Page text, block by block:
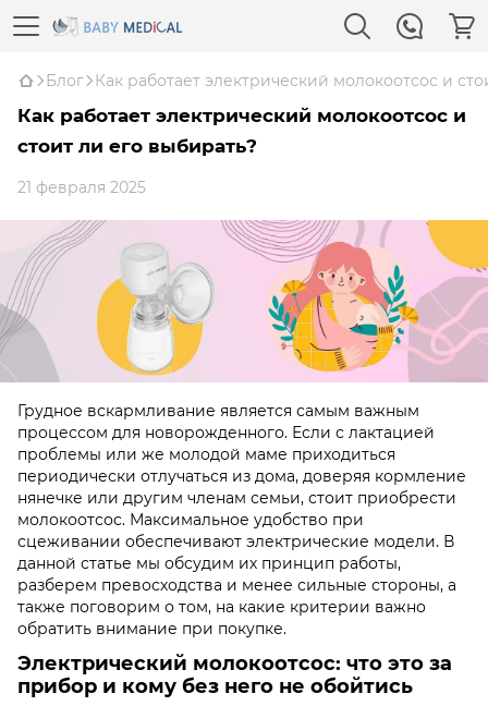
Блог Как работает электрический молокоотсос и
Как работает электрический молокоотсос и
стоит ли его выбирать?
21 февраля 2025
Грудное вскармливание является самым важным
процессом для новорожденного. Если с лактацией
проблемы или же молодой маме приходиться
периодически отлучаться из дома, доверяя кормление
нянечке или другим членам семьи, стоит приобрести
молокоотсос. Максимальное удобство при
сцеживании обеспечивают электрические модели. В
данной статье мы обсудим их принцип работы,
разберем превосходства и менее сильные стороны, а
также поговорим о том, на какие критерии важно
обратить внимание при покупке.
Электрический молокоотсос: что это за
прибор и кому без него не обойтись